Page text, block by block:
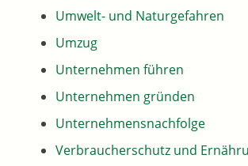
Umwelt- und Naturgefahren
Umzug
Unternehmen führen
Unternehmen gründen
Unternehmensnachfolge
Verbraucherschutz und